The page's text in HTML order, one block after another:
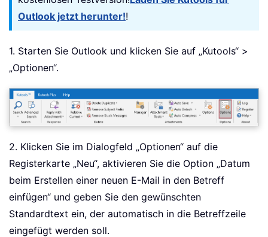
Outlook jetzt herunter!!
1. Starten Sie Outlook und klicken Sie auf „Kutools“ >
„Optionen“.
2. Klicken Sie im Dialogfeld „Optionen“ auf die
Registerkarte „Neu“, aktivieren Sie die Option „Datum
beim Erstellen einer neuen E-Mail in den Betreff
einfügen“ und geben Sie den gewünschten
Standardtext ein, der automatisch in die Betreffzeile
eingefügt werden soll.